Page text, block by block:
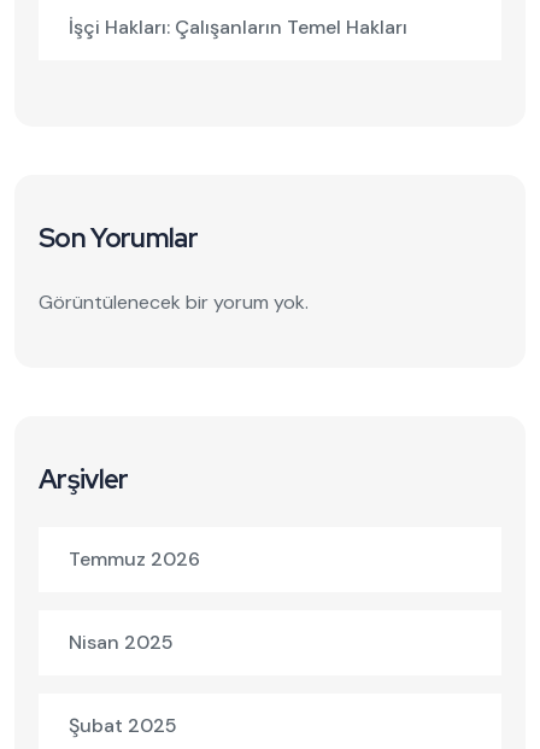
İşçi Hakları: Çalışanların Temel Hakları
Son Yorumlar
Görüntülenecek bir yorum yok.
Arşivler
Temmuz 2026
Nisan 2025
Şubat 2025